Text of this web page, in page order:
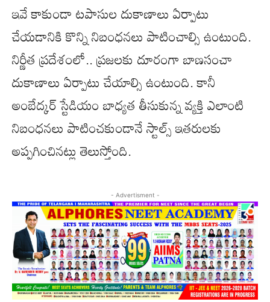
ఇవే కాకుండా టపాసుల దుకాణాలు ఏర్పాటు
చేయడానికి కొన్ని నిబంధనలు పాటించాల్సి ఉంటుంది.
నిర్ణీత ప్రదేశంలో.. ప్రజలకు దూరంగా బాణసంచా
దుకాణాలు ఏర్పాటు చేయాల్సి ఉంటుంది. కానీ
అంబేద్కర్ స్టేడియం బాధ్యత తీసుకున్న వ్యక్తి ఎలాంటి
నిబంధనలు పాటించకుండానే స్టాల్స్ ఇతరులకు
అప్పగించినట్లు తెలుస్తోంది.
- Advertisment -